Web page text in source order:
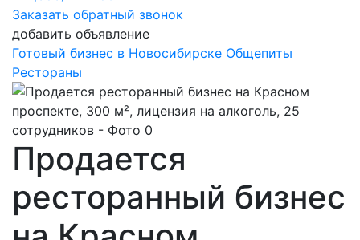
Заказать обратный звонок
добавить объявление
Готовый бизнес в Новосибирске Общепиты
Рестораны
Продается
ресторанный бизнес